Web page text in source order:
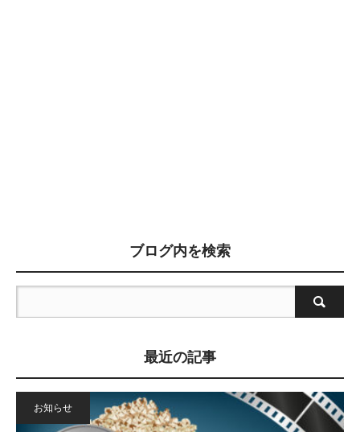
ブログ内を検索
最近の記事
お知らせ